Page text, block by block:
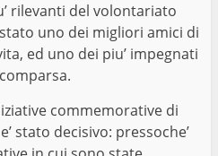
rilevanti del volontariato
stato uno dei migliori amici di
ed uno dei piu’ impegnati
commemorative di
stato decisivo: pressoche’